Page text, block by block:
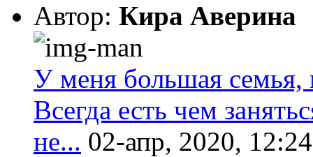
Автор: Кира Аверина
У меня большая
Всегда есть чем
не... 02-апр, 2020, 12:24